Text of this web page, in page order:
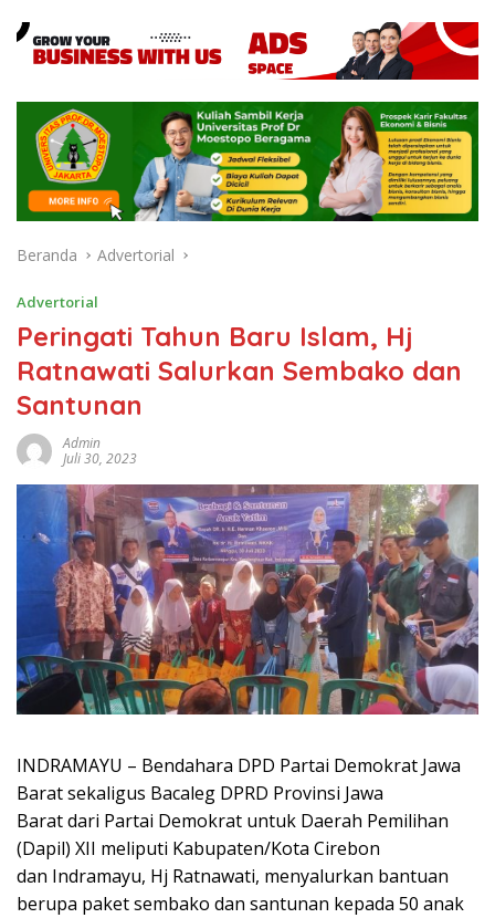
Beranda Advertorial
Advertorial
Peringati Tahun Baru Islam, Hj
Ratnawati Salurkan Sembako dan
Santunan
Admin
Juli 30, 2023
INDRAMAYU – Bendahara DPD Partai Demokrat Jawa
Barat sekaligus Bacaleg DPRD Provinsi Jawa
Barat dari Partai Demokrat untuk Daerah Pemilihan
(Dapil) XII meliputi Kabupaten/Kota Cirebon
dan Indramayu, Hj Ratnawati, menyalurkan bantuan
berupa paket sembako dan santunan kepada 50 anak